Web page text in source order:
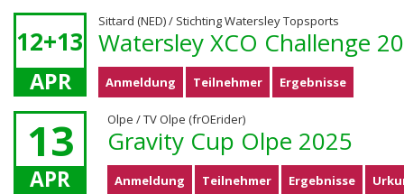
12+13
APR
Sittard (NED) / Stichting Watersley Topsports
Watersley XCO Challenge
Anmeldung Teilnehmer Ergebnisse
13
APR
Olpe / TV Olpe (frOErider)
Gravity Cup Olpe 2025
Anmeldung Teilnehmer Ergebnisse